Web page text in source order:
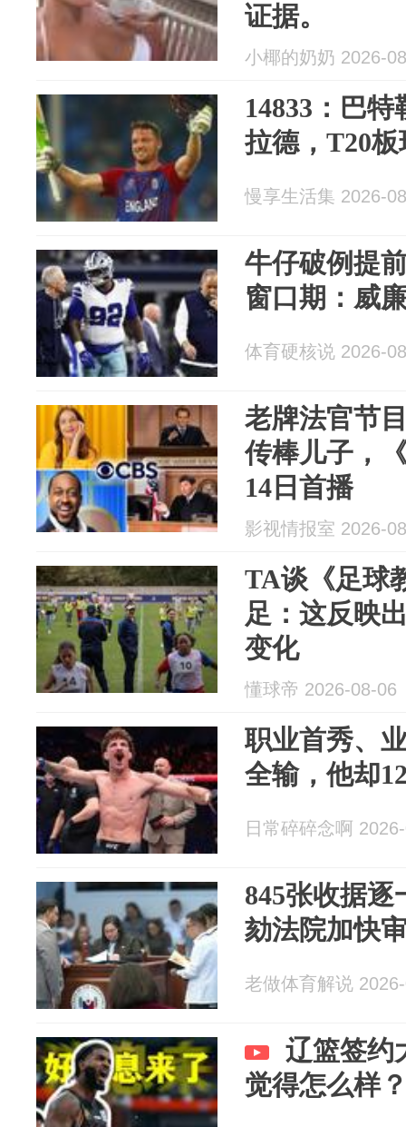
证据。
小椰的奶奶 2026-
14833：巴
拉德，T20
慢享生活集 2026-
牛仔破例提
窗口期：威
体育硬核说 2026-
老牌法官节
传棒儿子，
14日首播
影视情报室 2026-
TA谈《足球
足：这反映
变化
懂球帝 2026-08-06
职业首秀、
全输，他却
日常碎碎念啊
845张收据
劾法院加快
老做体育解说
辽篮签约
觉得怎么样